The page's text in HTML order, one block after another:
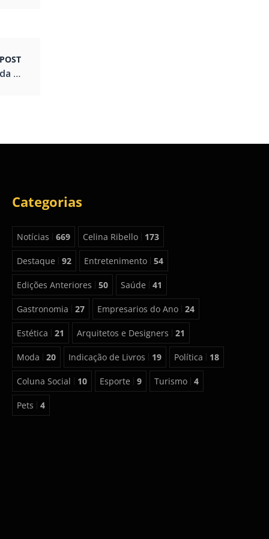
Categorias
Notícias 669 Celina Ribello 173
Destaque 92 Entretenimento 54
Edições Anteriores 50 Saúde 41
Gastronomia 27 Empresarios do Ano 24
Estética 21 Arquitetos e Designers 21
Moda 20 Indicação de Livros 19 Política 18
Coluna Social 10 Esporte 9 Turismo 4
Pets 4